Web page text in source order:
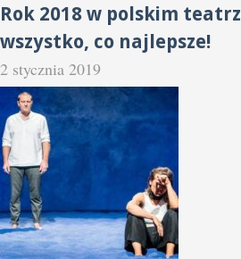
Rok 2018 w polskim
wszystko, co najlepsze!
2 stycznia 2019